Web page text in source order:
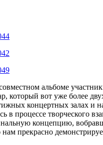
альбоме
который вот уже более
концертных залах и
в процессе творческого
концепцию,
нам прекрасно